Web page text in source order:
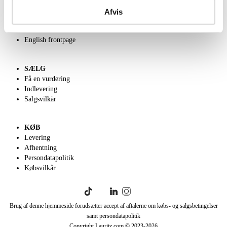
Afvis
English frontpage
SÆLG
Få en vurdering
Indlevering
Salgsvilkår
KØB
Levering
Afhentning
Persondatapolitik
Købsvilkår
Brug af denne hjemmeside forudsætter accept af aftalerne om købs- og salgsbetingelser
samt persondatapolitik